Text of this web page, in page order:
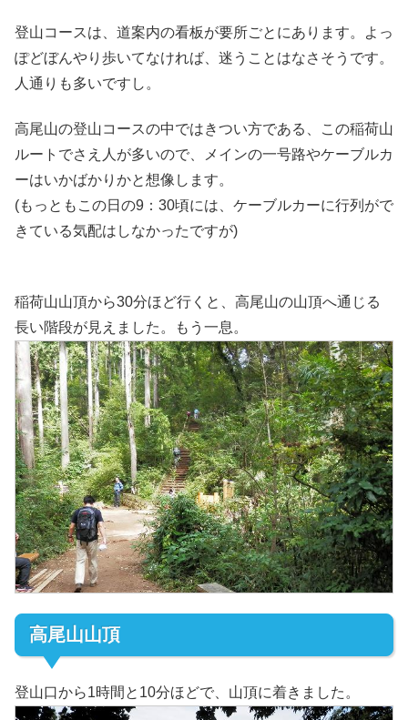
登山コースは、道案内の看板が要所ごとにあります。よっ
ぽどぼんやり歩いてなければ、迷うことはなさそうです。
人通りも多いですし。
高尾山の登山コースの中ではきつい方である、この稲荷山
ルートでさえ人が多いので、メインの一号路やケーブルカ
ーはいかばかりかと想像します。
(もっともこの日の9：30頃には、ケーブルカーに行列がで
きている気配はしなかったですが)
稲荷山山頂から30分ほど行くと、高尾山の山頂へ通じる
長い階段が見えました。もう一息。
高尾山山頂
登山口から1時間と10分ほどで、山頂に着きました。